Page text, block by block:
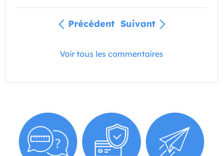
Précédent Suivant
Voir tous les commentaires